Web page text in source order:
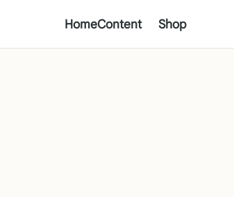
HomeContent Shop